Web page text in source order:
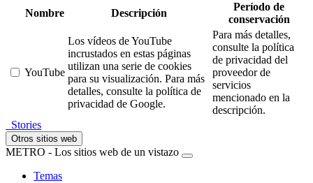
Nombre Descripción
Período de
conservación
YouTube
Los vídeos de YouTube
incrustados en estas páginas
utilizan una serie de cookies
para su visualización. Para más
detalles, consulte la política de
privacidad de Google.
Para más detalles,
consulte la política
de privacidad del
proveedor de
servicios
mencionado en la
descripción.
Stories
Otros sitios web
METRO - Los sitios web de un vistazo
Temas